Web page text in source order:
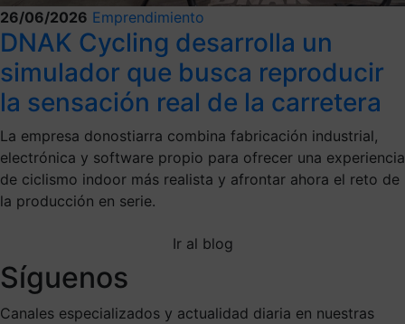
26/06/2026 Emprendimiento
DNAK Cycling desarrolla un
simulador que busca reproducir
la sensación real de la carretera
La empresa donostiarra combina fabricación industrial,
electrónica y software propio para ofrecer una experiencia
de ciclismo indoor más realista y afrontar ahora el reto de
la producción en serie.
Ir al blog
Síguenos
Canales especializados y actualidad diaria en nuestras